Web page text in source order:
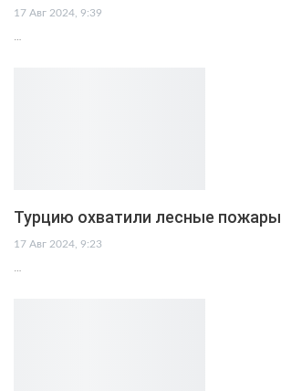
17 Авг 2024, 9:39
…
Турцию охватили лесные пожары
17 Авг 2024, 9:23
…